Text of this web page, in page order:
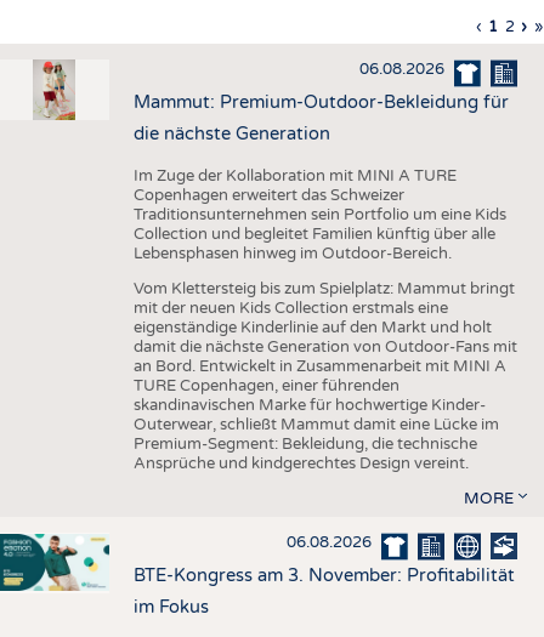
TESTS
AUSSCHREIBUNGEN
DTV AUSSCHREIBUNGSDIENST
FAKTEN
STATISTICS
ADRESSEN & LINKS
PUBLIKATIONEN
TERMINE
BRANCHENTERMINE
Seitennummerierung
Seite
‹
Seite
1 Seite
2 › »
06.08.2026
Mammut: Premium-Outdoor-Bekleidung für
die nächste Generation
Im Zuge der Kollaboration mit MINI A TURE
Copenhagen erweitert das Schweizer
Traditionsunternehmen sein Portfolio um eine Kids
Collection und begleitet Familien künftig über alle
Lebensphasen hinweg im Outdoor-Bereich.
Vom Klettersteig bis zum Spielplatz: Mammut bringt
mit der neuen Kids Collection erstmals eine
eigenständige Kinderlinie auf den Markt und holt
damit die nächste Generation von Outdoor-Fans mit
an Bord. Entwickelt in Zusammenarbeit mit MINI A
TURE Copenhagen, einer führenden
skandinavischen Marke für hochwertige Kinder-
Outerwear, schließt Mammut damit eine Lücke im
Premium-Segment: Bekleidung, die technische
Ansprüche und kindgerechtes Design vereint.
MORE
06.08.2026
BTE-Kongress am 3. November: Profitabilität
im Fokus